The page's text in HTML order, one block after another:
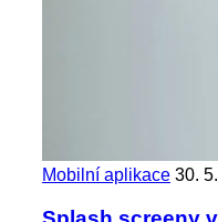
Mobilní aplikace 30.